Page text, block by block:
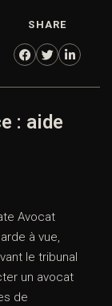
SHARE
: aide
Avocat
à vue,
le tribunal
un avocat
de